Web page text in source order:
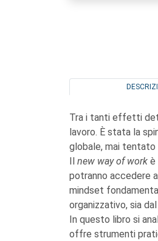
Tra i tanti effetti
lavoro. È stata la
globale, mai tentato
Il new way of work è
potranno accedere
mindset
organizzativo, sia
In questo libro si
offre strumenti